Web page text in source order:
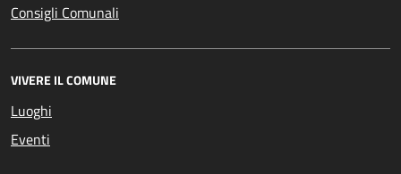
Consigli Comunali
VIVERE IL COMUNE
Luoghi
Eventi